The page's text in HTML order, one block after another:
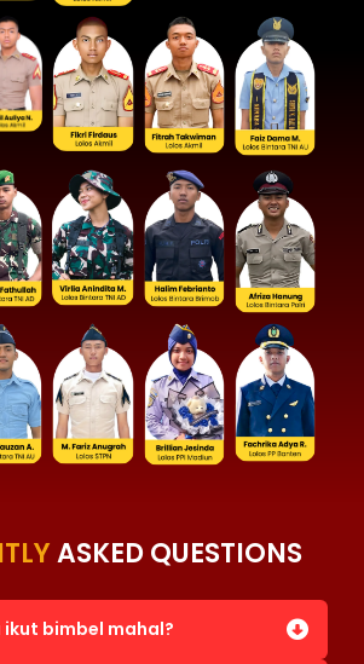
ASKED QUESTIONS
bimbel mahal?